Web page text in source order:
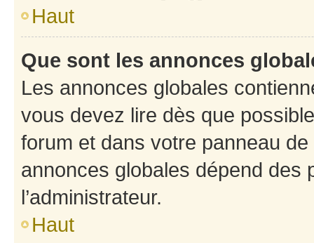
Haut
Que sont les annonces
Les annonces globales
vous devez lire dès que
forum et dans votre panneau
annonces globales dépend des
l’administrateur.
Haut